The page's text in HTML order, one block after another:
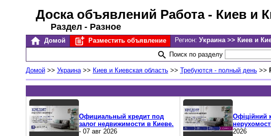
Доска объявлений Работа- Киев и
Раздел - Разное
Домой Разместить объявление Регион: Украина >> Киев и
Поиск по разделу
Домой>> Украина>> Киев и Киевская область>> Требуются - полный день>>
Официальный кредит под
залог недвижимости в Киеве.
- 07 авг 2026
Офіційний
2026